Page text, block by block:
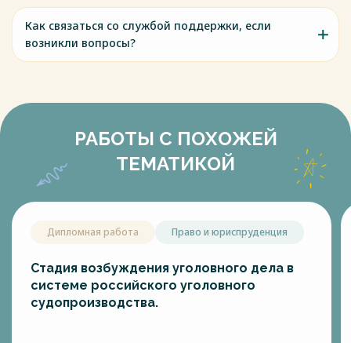
Как связаться со службой поддержки, если
возникли вопросы?
РАБОТЫ С ПОХОЖЕЙ
ТЕМАТИКОЙ
Дипломная работа Право и юриспруденция
Стадия возбуждения уголовного дела в
системе российского уголовного
судопроизводства.